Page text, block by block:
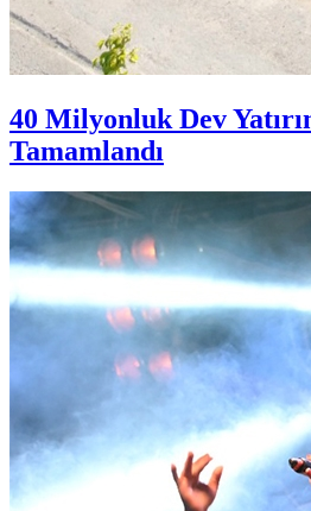
40 Milyonluk Dev
Tamamlandı